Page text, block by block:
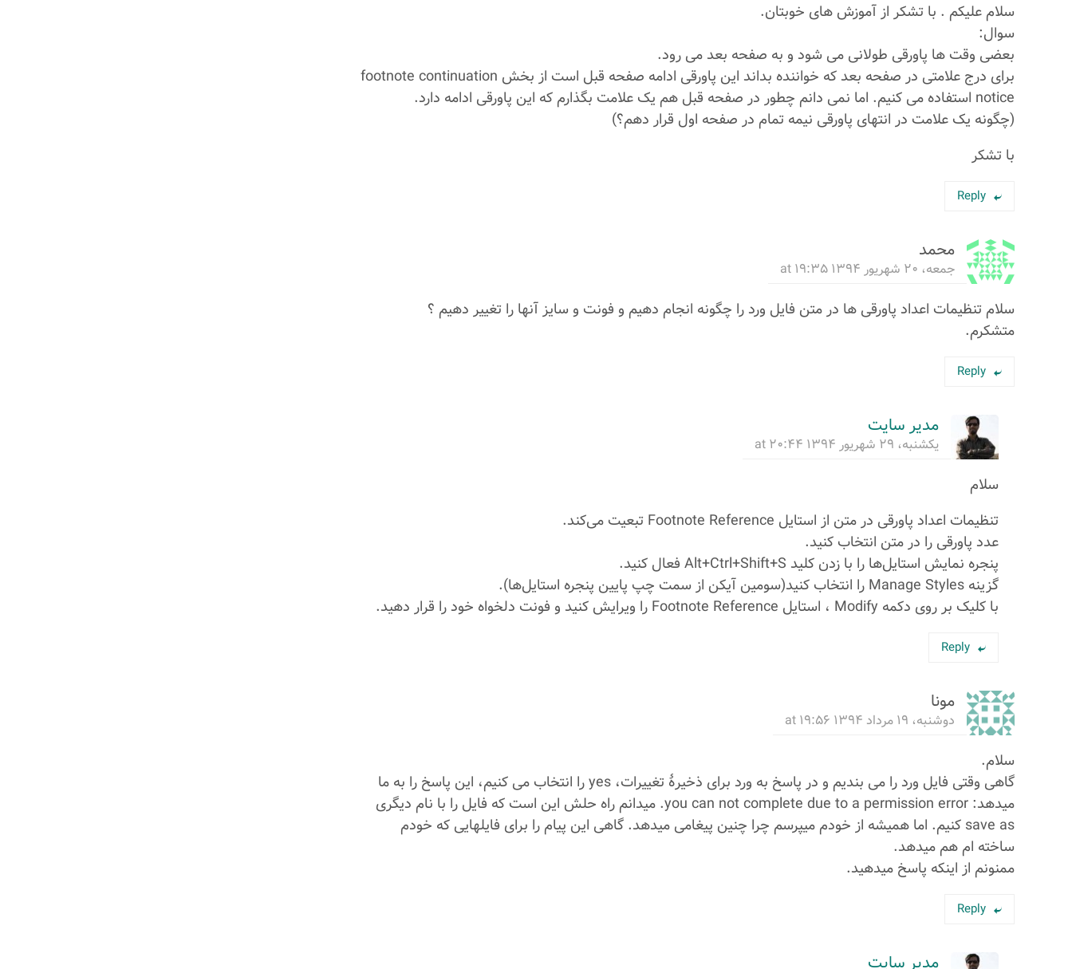
سلام علیکم . با تشکر از آموزش های خوبتان.
سوال:
بعضی وقت ها پاورقی طولانی می شود و به صفحه بعد می رود.
برای درج علامتی در صفحه بعد که خواننده بداند این پاورقی ادامه صفحه قبل است از بخش footnote continuation
notice استفاده می کنیم. اما نمی دانم چطور در صفحه قبل هم یک علامت بگذارم که این پاورقی ادامه دارد.
(چگونه یک علامت در انتهای پاورقی نیمه تمام در صفحه اول قرار دهم؟)
با تشکر
Reply
محمد
جمعه، ۲۰ شهریور ۱۳۹۴ at ۱۹:۳۵
سلام تنظیمات اعداد پاورقی ها در متن فایل ورد را چگونه انجام دهیم و فونت و سایز آنها را تغییر دهیم ؟
متشکرم.
Reply
مدیر سایت
یکشنبه، ۲۹ شهریور ۱۳۹۴ at ۲۰:۴۴
سلام
تنظیمات اعداد پاورقی در متن از استایل Footnote Reference تبعیت می‌کند.
عدد پاورقی را در متن انتخاب کنید.
پنجره نمایش استایل‌ها را با زدن کلید Alt+Ctrl+Shift+S فعال کنید.
گزینه Manage Styles را انتخاب کنید(سومین آیکن از سمت چپ پایین پنجره استایل‌ها).
با کلیک بر روی دکمه Modify ، استایل Footnote Reference را ویرایش کنید و فونت دلخواه خود را قرار دهید.
Reply
مونا
دوشنبه، ۱۹ مرداد ۱۳۹۴ at ۱۹:۵۶
سلام.
گاهی وقتی فایل ورد را می بندیم و در پاسخ به ورد برای ذخیرۀ تغییرات، yes را انتخاب می کنیم، این پاسخ را به ما
میدهد: you can not complete due to a permission error. میدانم راه حلش این است که فایل را با نام دیگری
save as کنیم. اما همیشه از خودم میپرسم چرا چنین پیغامی میدهد. گاهی این پیام را برای فایلهایی که خودم
ساخته ام هم میدهد.
ممنونم از اینکه پاسخ میدهید.
Reply
مدیر سایت